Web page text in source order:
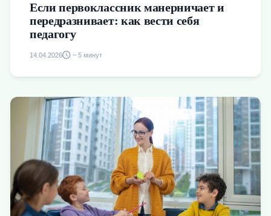
Если первоклассник манерничает и
передразнивает: как вести себя
педагогу
14.04.2026 ~ 5 минут